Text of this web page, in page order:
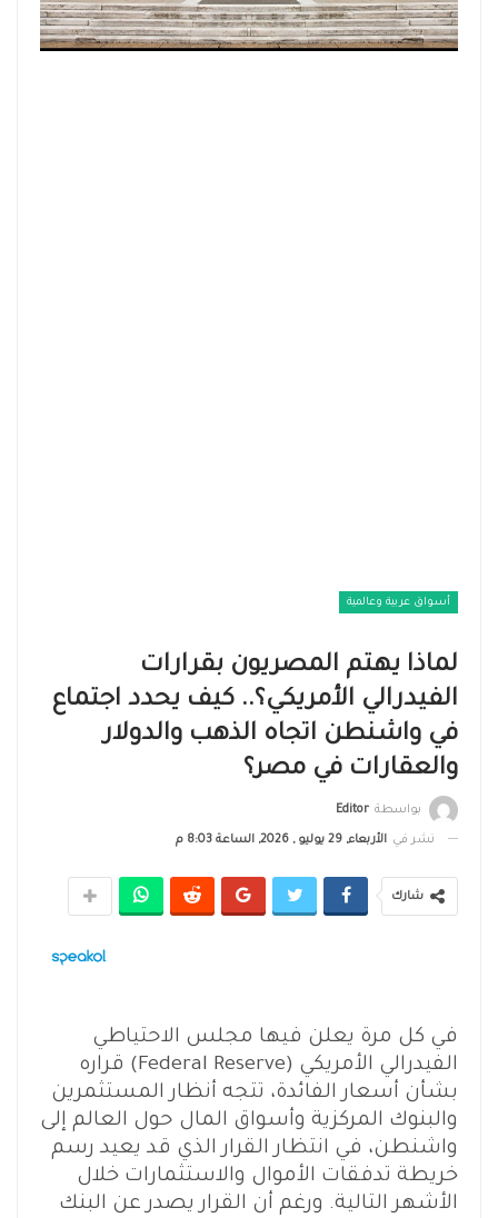
أسواق عربية وعالمية
لماذا يهتم المصريون بقرارات
الفيدرالي الأمريكي؟.. كيف يحدد اجتماع
في واشنطن اتجاه الذهب والدولار
والعقارات في مصر؟
بواسطة Editor
نشر في الأربعاء, 29 يوليو , 2026, الساعة 8:03 م
شارك
في كل مرة يعلن فيها مجلس الاحتياطي
الفيدرالي الأمريكي (Federal Reserve) قراره
بشأن أسعار الفائدة، تتجه أنظار المستثمرين
والبنوك المركزية وأسواق المال حول العالم إلى
واشنطن، في انتظار القرار الذي قد يعيد رسم
خريطة تدفقات الأموال والاستثمارات خلال
الأشهر التالية. ورغم أن القرار يصدر عن البنك